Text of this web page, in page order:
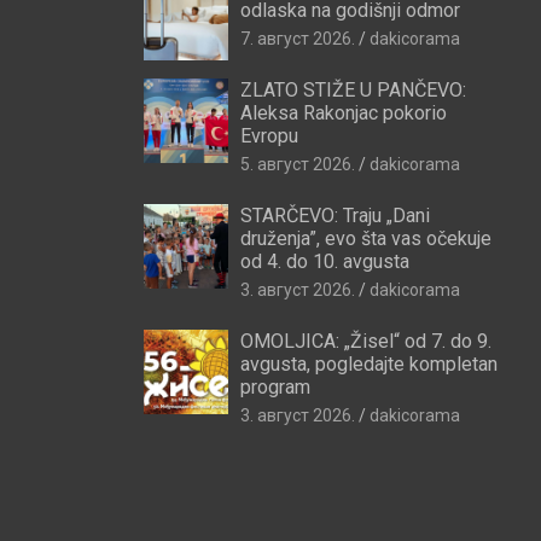
odlaska na godišnji odmor
7. август 2026. dakicorama
ZLATO STIŽE U PANČEVO:
Aleksa Rakonjac pokorio
Evropu
5. август 2026. dakicorama
STARČEVO: Traju „Dani
druženja”, evo šta vas očekuje
od 4. do 10. avgusta
3. август 2026. dakicorama
OMOLJICA: „Žisel“ od 7. do 9.
avgusta, pogledajte kompletan
program
3. август 2026. dakicorama